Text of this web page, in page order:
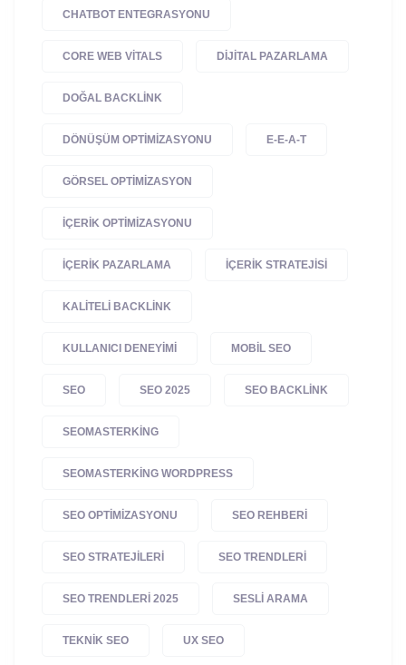
CHATBOT ENTEGRASYONU
CORE WEB VITALS DIJITAL PAZARLAMA
DOĞAL BACKLINK
DÖNÜŞÜM OPTIMIZASYONU E-E-A-T
GÖRSEL OPTIMIZASYON
IÇERIK OPTIMIZASYONU
IÇERIK PAZARLAMA IÇERIK STRATEJISI
KALITELI BACKLINK
KULLANICI DENEYIMI MOBIL SEO
SEO SEO 2025 SEO BACKLINK
SEOMASTERKING
SEOMASTERKING WORDPRESS
SEO OPTIMIZASYONU SEO REHBERI
SEO STRATEJILERI SEO TRENDLERI
SEO TRENDLERI 2025 SESLI ARAMA
TEKNIK SEO UX SEO